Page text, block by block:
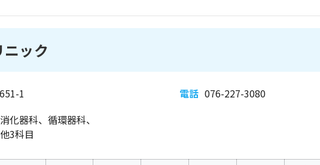
ック
1 電話 076-227-3080
化器科、循環器科、
3科目